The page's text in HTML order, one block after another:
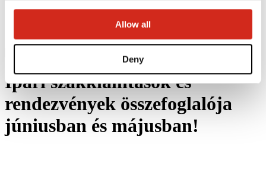
Allow all
Deny
Hírek
Ipari szakkiállítások és rendezvények összefoglalója júniusban
Ipari szakkiállítások és
rendezvények összefoglalója
júniusban és májusban!